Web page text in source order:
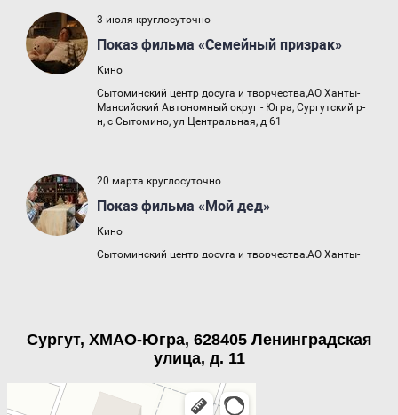
Сургут, ХМАО-Югра, 628405 Ленинградская
улица, д. 11